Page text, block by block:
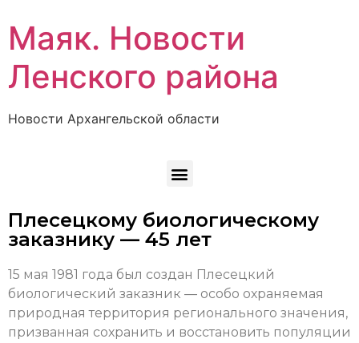
Маяк. Новости
Ленского района
Новости Архангельской области
Плесецкому биологическому
заказнику — 45 лет
15 мая 1981 года был создан Плесецкий
биологический заказник — особо охраняемая
природная территория регионального значения,
призванная сохранить и восстановить популяции